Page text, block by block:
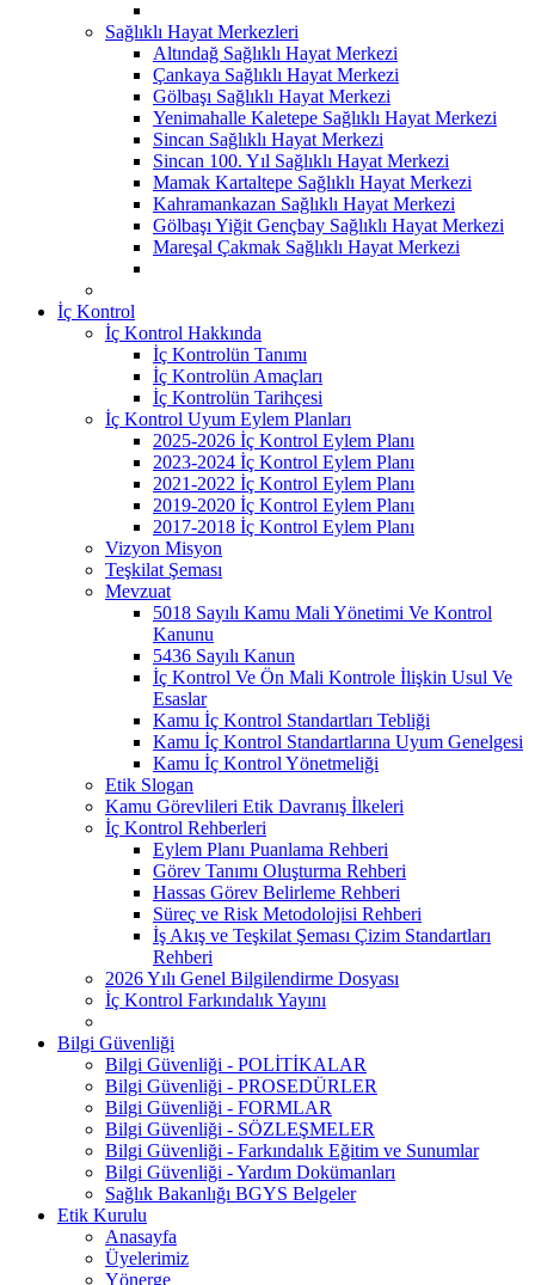
Sağlıklı Hayat Merkezleri
Altındağ Sağlıklı Hayat Merkezi
Çankaya Sağlıklı Hayat Merkezi
Gölbaşı Sağlıklı Hayat Merkezi
Yenimahalle Kaletepe Sağlıklı Hayat Merkezi
Sincan Sağlıklı Hayat Merkezi
Sincan 100. Yıl Sağlıklı Hayat Merkezi
Mamak Kartaltepe Sağlıklı Hayat Merkezi
Kahramankazan Sağlıklı Hayat Merkezi
Gölbaşı Yiğit Gençbay Sağlıklı Hayat Merkezi
Mareşal Çakmak Sağlıklı Hayat Merkezi
İç Kontrol
İç Kontrol Hakkında
İç Kontrolün Tanımı
İç Kontrolün Amaçları
İç Kontrolün Tarihçesi
İç Kontrol Uyum Eylem Planları
2025-2026 İç Kontrol Eylem Planı
2023-2024 İç Kontrol Eylem Planı
2021-2022 İç Kontrol Eylem Planı
2019-2020 İç Kontrol Eylem Planı
2017-2018 İç Kontrol Eylem Planı
Vizyon Misyon
Teşkilat Şeması
Mevzuat
5018 Sayılı Kamu Mali Yönetimi Ve Kontrol
Kanunu
5436 Sayılı Kanun
İç Kontrol Ve Ön Mali Kontrole İlişkin Usul Ve
Esaslar
Kamu İç Kontrol Standartları Tebliği
Kamu İç Kontrol Standartlarına Uyum Genelgesi
Kamu İç Kontrol Yönetmeliği
Etik Slogan
Kamu Görevlileri Etik Davranış İlkeleri
İç Kontrol Rehberleri
Eylem Planı Puanlama Rehberi
Görev Tanımı Oluşturma Rehberi
Hassas Görev Belirleme Rehberi
Süreç ve Risk Metodolojisi Rehberi
İş Akış ve Teşkilat Şeması Çizim Standartları
Rehberi
2026 Yılı Genel Bilgilendirme Dosyası
İç Kontrol Farkındalık Yayını
Bilgi Güvenliği
Bilgi Güvenliği - POLİTİKALAR
Bilgi Güvenliği - PROSEDÜRLER
Bilgi Güvenliği - FORMLAR
Bilgi Güvenliği - SÖZLEŞMELER
Bilgi Güvenliği - Farkındalık Eğitim ve Sunumlar
Bilgi Güvenliği - Yardım Dokümanları
Sağlık Bakanlığı BGYS Belgeler
Etik Kurulu
Anasayfa
Üyelerimiz
Yönerge